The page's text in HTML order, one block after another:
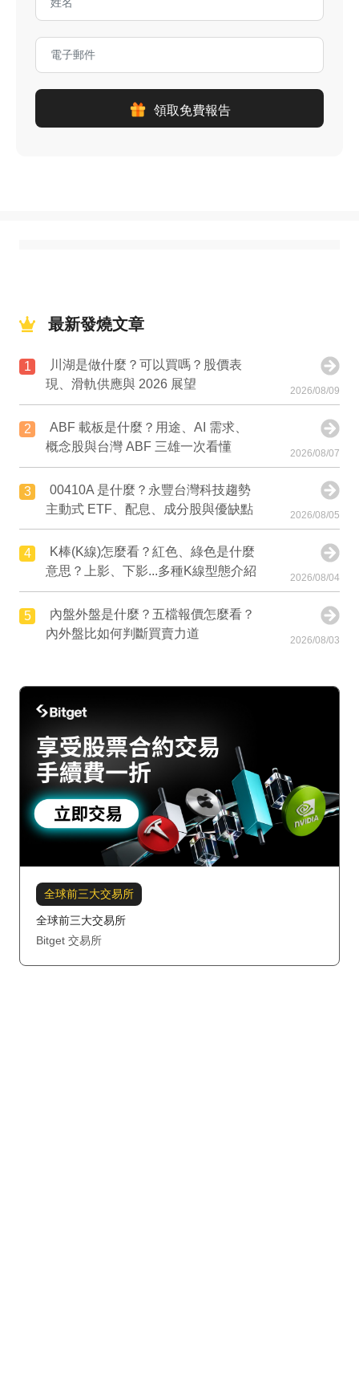
領取免費報告
最新發燒文章
1
川湖是做什麼？可以買嗎？股價表
現、滑軌供應與 2026 展望
2026/08/09
2
ABF 載板是什麼？用途、AI 需求、
概念股與台灣 ABF 三雄一次看懂
2026/08/07
3
00410A 是什麼？永豐台灣科技趨勢
主動式 ETF、配息、成分股與優缺點
2026/08/05
4
K棒(K線)怎麼看？紅色、綠色是什麼
意思？上影、下影...多種K線型態介紹
2026/08/04
5
內盤外盤是什麼？五檔報價怎麼看？
內外盤比如何判斷買賣力道
2026/08/03
全球前三大交易所
全球前三大交易所
Bitget 交易所